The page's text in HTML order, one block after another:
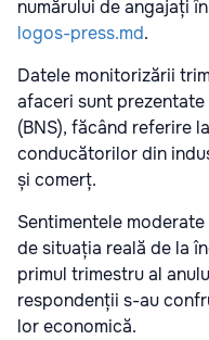
numărului de angajați
logos-press.md.
Datele monitorizării
afaceri sunt
(BNS), făcând referire
conducătorilor din
și comerț.
Sentimentele
de situația reală de la
primul trimestru al
respondenții s-au
lor economică.